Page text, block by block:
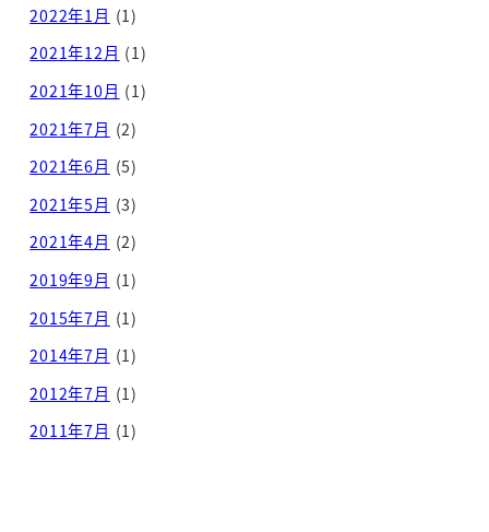
2022年1月 (1)
2021年12月 (1)
2021年10月 (1)
2021年7月 (2)
2021年6月 (5)
2021年5月 (3)
2021年4月 (2)
2019年9月 (1)
2015年7月 (1)
2014年7月 (1)
2012年7月 (1)
2011年7月 (1)